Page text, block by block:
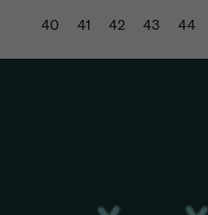
40 41 42 43 44